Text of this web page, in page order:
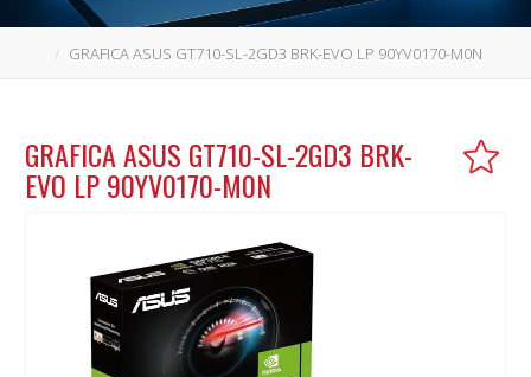
GRAFICA ASUS GT710-SL-2GD3 BRK-EVO LP 90YV0170-M0N
GRAFICA ASUS GT710-SL-2GD3 BRK-
EVO LP 90YV0170-M0N